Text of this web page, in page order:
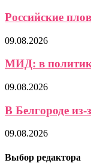
Российские
09.08.2026
МИД: в
09.08.2026
В Белгороде
09.08.2026
Выбор редактора